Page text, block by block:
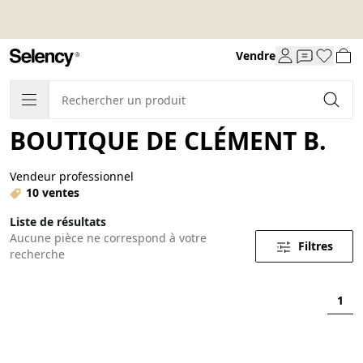
Vendre
BOUTIQUE DE CLÉMENT B.
Vendeur professionnel
10 ventes
Liste de résultats
Aucune pièce ne correspond à votre
recherche
Filtres
1